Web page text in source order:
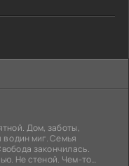
Дом, заботы,
один миг. Семья
закончилась.
Не стеной. Чем-то